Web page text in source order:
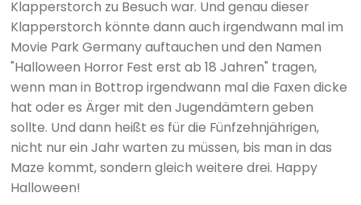
Klapperstorch zu Besuch war. Und genau dieser
Klapperstorch könnte dann auch irgendwann mal im
Movie Park Germany auftauchen und den Namen
"Halloween Horror Fest erst ab 18 Jahren" tragen,
wenn man in Bottrop irgendwann mal die Faxen dicke
hat oder es Ärger mit den Jugendämtern geben
sollte. Und dann heißt es für die Fünfzehnjährigen,
nicht nur ein Jahr warten zu müssen, bis man in das
Maze kommt, sondern gleich weitere drei. Happy
Halloween!